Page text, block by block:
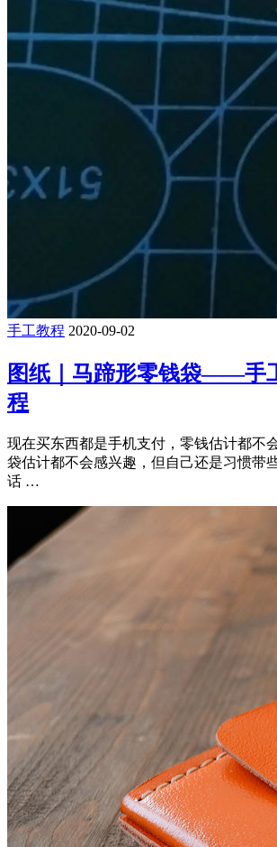
手工教程 2020-09-02
图纸｜马蹄形零钱袋——手
程
现在买东西都是手机支付，零钱估计都不
袋估计都不会感兴趣，但自己还是习惯带
话 …